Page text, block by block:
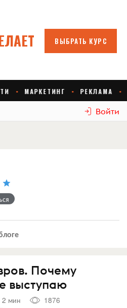
Войти
Почему
выступаю
2 мин
1876